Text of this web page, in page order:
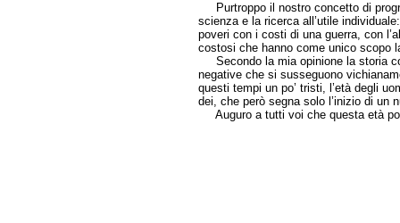
Purtroppo il nostro concetto di
scienza e la ricerca all’utile
poveri con i costi di una guerra, con
costosi che hanno come unico scopo
Secondo la mia opinione la storia
negative che si susseguono
questi tempi un po’ tristi, l’età degli
dei, che però segna solo l’inizio di un
Auguro a tutti voi che questa età